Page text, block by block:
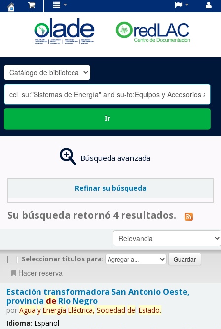
OLADE
-
Ir
Búsqueda avanzada
Refinar su búsqueda
Su búsqueda retornó 4 resultados.
| | Seleccionar títulos para:
Hacer reserva
Estación transformadora San Antonio Oeste,
provincia deRío Negro
por Agua y Energía Eléctrica, Sociedad del Estado.
Idioma: Español